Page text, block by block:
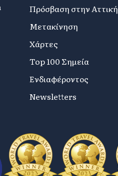
Πρόσβαση στην Αττική
Μετακίνηση
Χάρτες
Top 100 Σημεία
Ενδιαφέροντος
Newsletters